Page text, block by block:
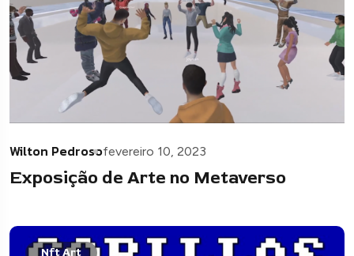
Wilton Pedrosofevereiro 10, 2023
Exposição de Arte no Metaverso
Nft Art